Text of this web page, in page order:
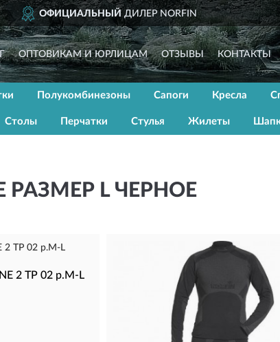
ОФИЦИАЛЬНЫЙДИЛЕР NORFIN
ОПТОВИКАМ И ЮРЛИЦАМ ОТЗЫВЫ КОНТАКТЫ
Полукомбинезоны Сапоги Кресла
Столы Перчатки Стулья Жилеты
РАЗМЕР L ЧЕРНОЕ
2 TP 02 р.M-L